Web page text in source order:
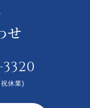
せ
休業)